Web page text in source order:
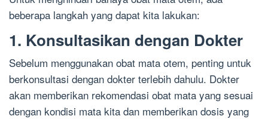
beberapa langkah yang dapat kita lakukan:
1. Konsultasikan dengan Dokter
Sebelum menggunakan obat mata otem, penting untuk
berkonsultasi dengan dokter terlebih dahulu. Dokter
akan memberikan rekomendasi obat mata yang sesuai
dengan kondisi mata kita dan memberikan dosis yang